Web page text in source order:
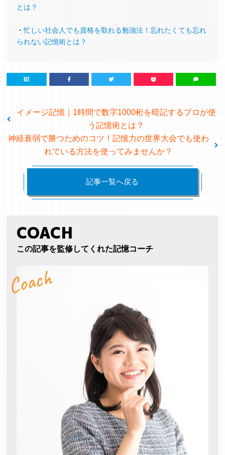
言葉がスムーズになった
事前勉強も「メモリーパレス法」で楽に覚えて
ありがとうございます。
大野先生からのメッセージの深さから、大変な
勉強をなさっているのが良く分かりました。
「メモリーパレス法」で完全記憶した52個の行
動原則からは元気をもらっています。
早起きの習慣がついた。
していく習慣づけと、記憶の変換をインパクト
のあるものにするように少し変化した。
人口の世界ランキングを「メモリーパレス法」
を使って記憶することにチャレンジし、
国名と場所をリンクさせて60カ国まで完全記憶
することに成功しました。
記憶術を生かして取得されたであろう豊富な知
識を駆使されているようで、
何気ないひと言でもどれも裏付けがあり説得力
があり記憶術を超えた生きる教訓みたいな言葉
がとても勉強になりました。
ありがとうございました。
とは？
・忙しい社会人でも資格を取れる勉強法！忘れたくても忘れ
られない記憶術とは？
イメージ記憶｜1時間で数字1000桁を暗記するプロが使
う記憶術とは？
神経衰弱で勝つためのコツ！記憶力の世界大会でも使わ
れている方法を使ってみませんか？
記事一覧へ戻る
COACH
この記事を監修してくれた記憶コーチ